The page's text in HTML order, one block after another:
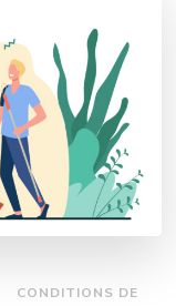
CONDITIONS DE